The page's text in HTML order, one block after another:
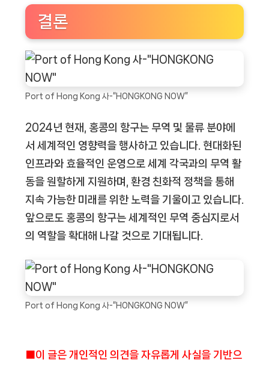
결론
Port of Hong Kong 사-“HONGKONG NOW”
2024년 현재, 홍콩의 항구는 무역 및 물류 분야에
서 세계적인 영향력을 행사하고 있습니다. 현대화된
인프라와 효율적인 운영으로 세계 각국과의 무역 활
동을 원할하게 지원하며, 환경 친화적 정책을 통해
지속 가능한 미래를 위한 노력을 기울이고 있습니다.
앞으로도 홍콩의 항구는 세계적인 무역 중심지로서
의 역할을 확대해 나갈 것으로 기대됩니다.
Port of Hong Kong 사-“HONGKONG NOW”
■이 글은 개인적인 의견을 자유롭게 사실을 기반으